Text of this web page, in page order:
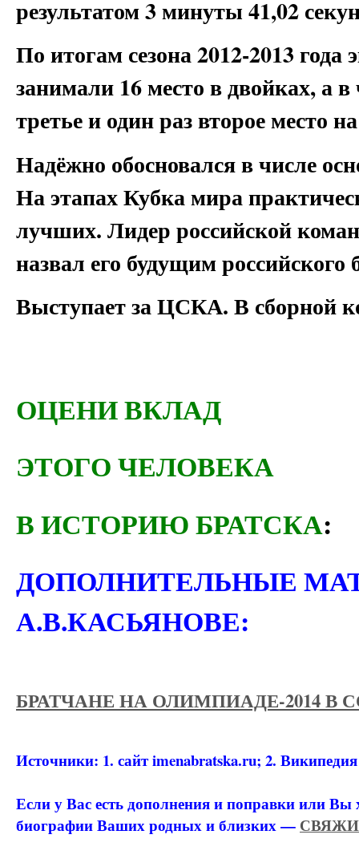
результатом 3 минуты 41,02
По итогам сезона 2012-2013
занимали 16 место в двойках, а
третье и один раз второе место
Надёжно обосновался в числе
На этапах Кубка мира
лучших. Лидер российской
назвал его будущим российского
Выступает за ЦСКА. В сборной
ОЦЕНИ ВКЛАД
ЭТОГО ЧЕЛОВЕКА
В ИСТОРИЮ БРАТСКА:
ДОПОЛНИТЕЛЬНЫЕ
А.В.КАСЬЯНОВЕ:
БРАТЧАНЕ НА ОЛИМПИАДЕ-2014
Источники: 1. сайт imenabratska.ru; 2. Википедия
Если у Вас есть дополнения и поправки или Вы
биографии Ваших родных и близких —